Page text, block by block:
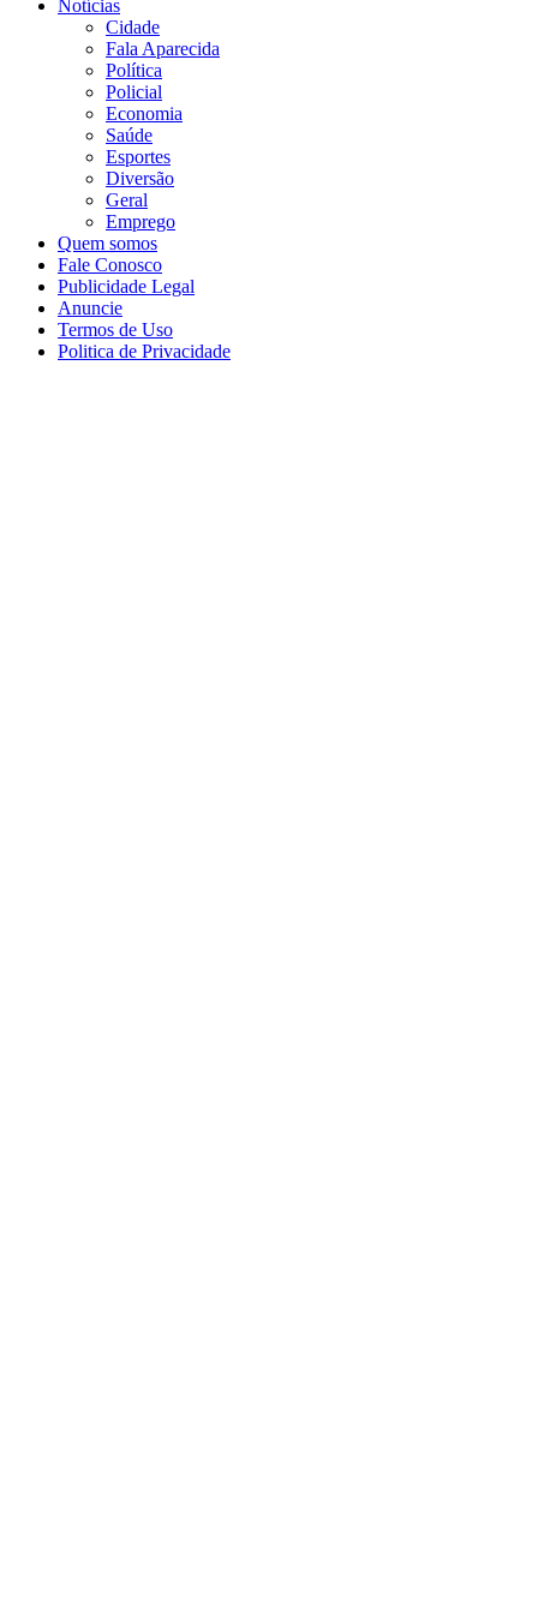
Notícias
Cidade
Fala Aparecida
Política
Policial
Economia
Saúde
Esportes
Diversão
Geral
Emprego
Quem somos
Fale Conosco
Publicidade Legal
Anuncie
Termos de Uso
Politica de Privacidade